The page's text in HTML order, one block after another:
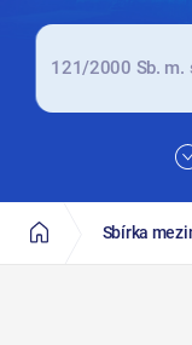
121/2000 Sb. m.
Sbírka